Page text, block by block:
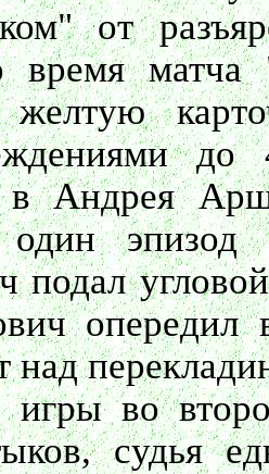
от
время
желтую
в Андрея
один
подал
над
игры во
судья